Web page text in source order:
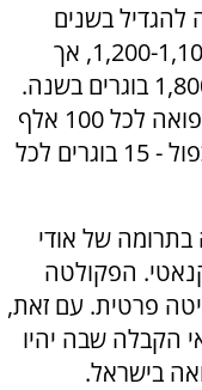
בשנים
הקרובות את מספר הסטודנטים ל־1,200-1,100, אך
הצורך האמיתי קרוב יותר ל־1,800-1,600 בוגרים בשנה.
בישראל יש שבעה בוגרי בתי ספר לרפואה לכל 100 אלף
איש, כאשר ממוצע מדינות אירופה כפול - 15 בוגרים לכל
של אודי
הפקולטה
פרטית. עם זאת,
הקבלה שבה יהיו
בישראל.